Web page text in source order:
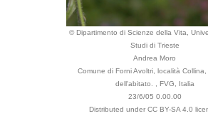
© Dipartimento di Scienze della Vita,
Studi di Trieste
Andrea Moro
Comune di Forni Avoltri, località Collina,
dell'abitato. , FVG, Italia
23/6/05 0.00.00
Distributed under CC BY-SA 4.0